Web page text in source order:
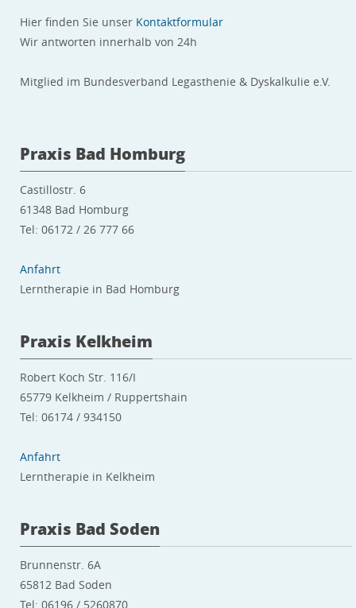
Hier finden Sie unser Kontaktformular
Wir antworten innerhalb von 24h
Mitglied im Bundesverband Legasthenie & Dyskalkulie e.V.
Praxis Bad Homburg
Castillostr. 6
61348 Bad Homburg
Tel: 06172 / 26 777 66
Anfahrt
Lerntherapie in Bad Homburg
Praxis Kelkheim
Robert Koch Str. 116/I
65779 Kelkheim / Ruppertshain
Tel: 06174 / 934150
Anfahrt
Lerntherapie in Kelkheim
Praxis Bad Soden
Brunnenstr. 6A
65812 Bad Soden
Tel: 06196 / 5260870